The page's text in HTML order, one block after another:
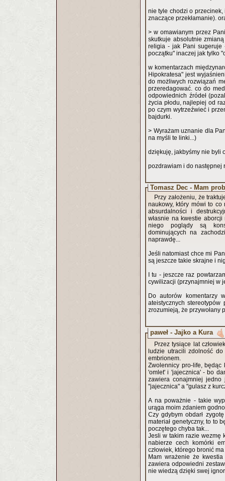
nie tyle chodzi o przecinek,
znaczące przekłamanie).
> w omawianym przez
skutkuje absolutnie
religia - jak Pani sugeruje
początku" inaczej jak tylko
w komentarzach
Hipokratesa" jest
do możliwych rozwiązań
przeredagować. co do
odpowiednich źródeł
życia płodu, najlepiej od
po czym wytrzeźwieć i
bajdurki.
> Wyrażam uznanie dla
na myśli te linki...)
dziękuję, jakbyśmy nie byli
pozdrawiam i do następnej
Tomasz Dec - Mam
Przy założeniu, że
naukowy, który mówi to co
absurdalności i
własnie na kwestie
niego poglądy są
dominujących na
naprawdę...
Jeśli natomiast chce mi
są jeszcze takie skrajne i
I tu - jeszcze raz
cywilizacji (przynajmniej w
Do autorów komentarzy
ateistycznych
zrozumieją, że przywołany
paweł - Jajko a Kura
Przez tysiące lat
ludzie utracili zdolność
embrionem.
Zwolennicy pro-life, będąc
'omlet' i 'jajecznica' - bo
zawiera conajmniej
"jajecznica" a "gulasz z
A na poważnie - takie
urąga moim zdaniem
Czy gdybym obdarł
materiał genetyczny, to to
poczętego chyba tak...
Jesli w takim razie wezmę
nabierze cech komórki
człowiek, którego bronić
Mam wrażenie że
zawiera odpowiedni
nie wiedzą dzięki swej